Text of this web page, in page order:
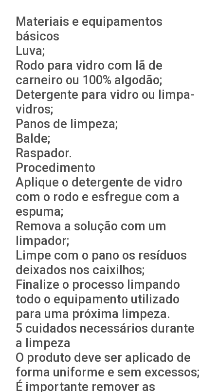
Materiais e equipamentos
básicos
Luva;
Rodo para vidro com lã de
carneiro ou 100% algodão;
Detergente para vidro ou limpa-
vidros;
Panos de limpeza;
Balde;
Raspador.
Procedimento
Aplique o detergente de vidro
com o rodo e esfregue com a
espuma;
Remova a solução com um
limpador;
Limpe com o pano os resíduos
deixados nos caixilhos;
Finalize o processo limpando
todo o equipamento utilizado
para uma próxima limpeza.
5 cuidados necessários durante
a limpeza
O produto deve ser aplicado de
forma uniforme e sem excessos;
É importante remover as